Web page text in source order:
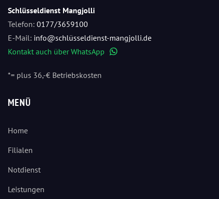
Schlüsseldienst Mangjolli
Telefon: 0177/3659100
E-Mail: info@schlüsseldienst-mangjolli.de
Kontakt auch über WhatsApp
*= plus 36,-€ Betriebskosten
MENÜ
Home
Filialen
Notdienst
Leistungen